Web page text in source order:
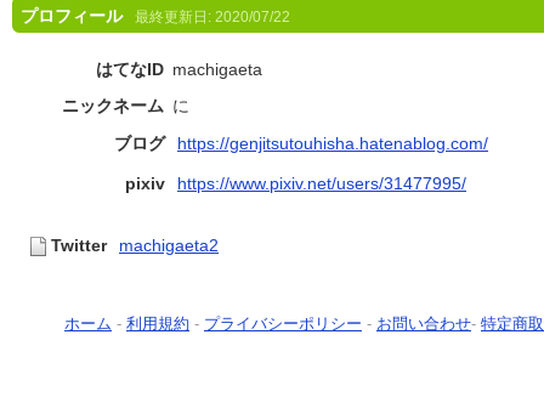
プロフィール 最終更新日: 2020/07/22
はてなID machigaeta
ニックネーム に
ブログ
https://genjitsutouhisha.hatenablog.com/
pixiv https://www.pixiv.net/users/31477995/
Twitter machigaeta2
ホーム - 利用規約 - プライバシーポリシー - お問い合わせ- 特定商